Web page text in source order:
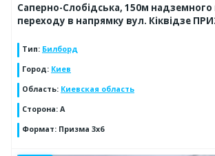
Саперно-Слобідська, 150м надземного
переходу в напрямку вул. Кіквідзе
Тип: Билборд
Город: Киев
Область: Киевская область
Сторона: А
Формат: Призма 3х6